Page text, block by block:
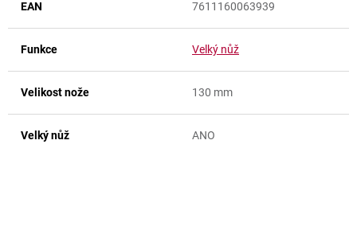
EAN 7611160063939
Funkce Velký nůž
Velikost nože 130 mm
Velký nůž ANO